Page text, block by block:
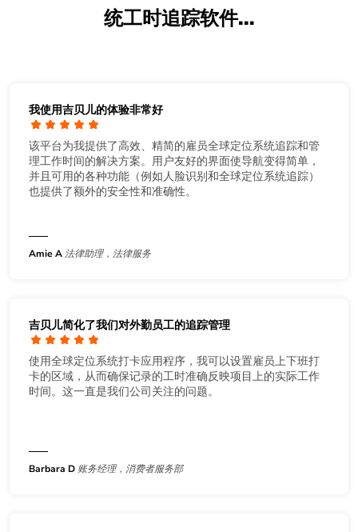
统工时追踪软件...
我使用吉贝儿的体验非常好
该平台为我提供了高效、精简的雇员全球定位系统追踪和管
理工作时间的解决方案。用户友好的界面使导航变得简单，
并且可用的各种功能（例如人脸识别和全球定位系统追踪）
也提供了额外的安全性和准确性。
Amie A法律助理，法律服务
吉贝儿简化了我们对外勤员工的追踪管理
使用全球定位系统打卡应用程序，我可以设置雇员上下班打
卡的区域，从而确保记录的工时准确反映项目上的实际工作
时间。这一直是我们公司关注的问题。
Barbara D 账务经理，消费者服务部